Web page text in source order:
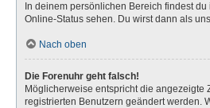
In deinem persönlichen Bereich findest
Online-Status sehen. Du wirst dann als
Nach oben
Die Forenuhr geht falsch!
Möglicherweise entspricht die angezeigte
registrierten Benutzern geändert werden.